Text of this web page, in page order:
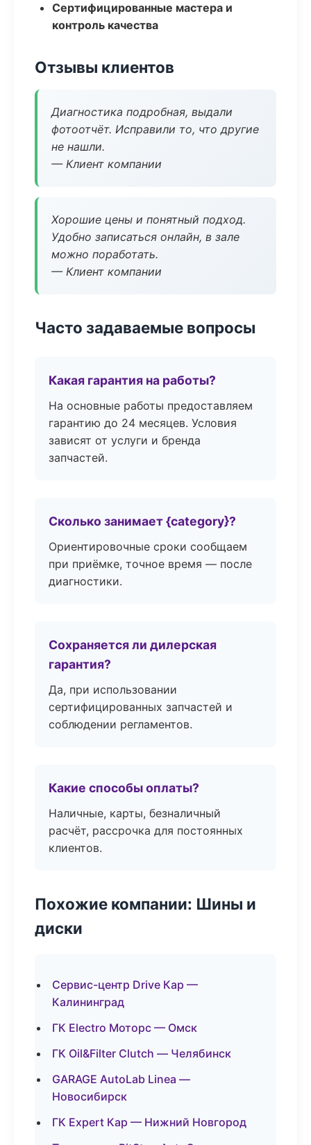
Сертифицированные мастера и
контроль качества
Отзывы клиентов
Диагностика подробная, выдали
фотоотчёт. Исправили то, что другие
не нашли.
— Клиент компании
Хорошие цены и понятный подход.
Удобно записаться онлайн, в зале
можно поработать.
— Клиент компании
Часто задаваемые вопросы
Какая гарантия на работы?
На основные работы предоставляем
гарантию до 24 месяцев. Условия
зависят от услуги и бренда
запчастей.
Сколько занимает {category}?
Ориентировочные сроки сообщаем
при приёмке, точное время — после
диагностики.
Сохраняется ли дилерская
гарантия?
Да, при использовании
сертифицированных запчастей и
соблюдении регламентов.
Какие способы оплаты?
Наличные, карты, безналичный
расчёт, рассрочка для постоянных
клиентов.
Похожие компании: Шины и
диски
Сервис-центр Drive Кар —
Калининград
ГК Electro Моторс — Омск
ГК Oil&Filter Clutch — Челябинск
GARAGE AutoLab Linea —
Новосибирск
ГК Expert Кар — Нижний Новгород